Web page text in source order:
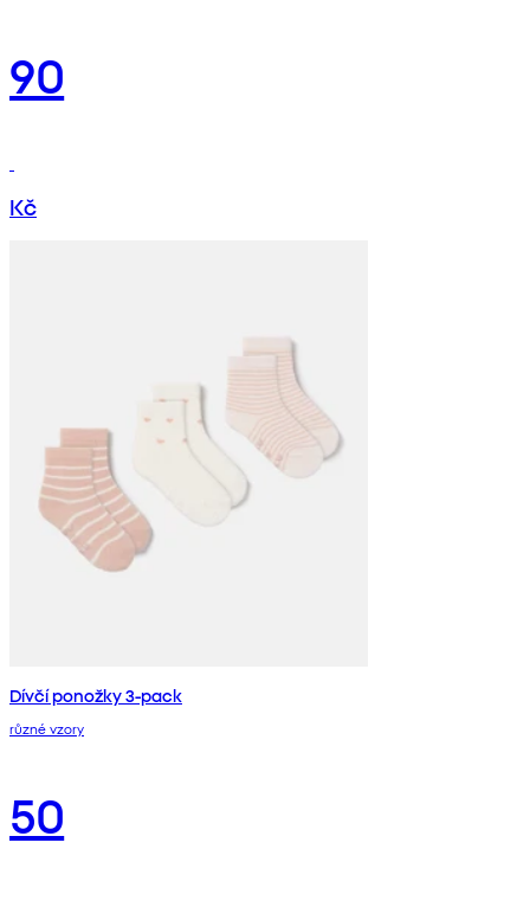
90
Kč
Dívčí ponožky 3-pack
různé vzory
50